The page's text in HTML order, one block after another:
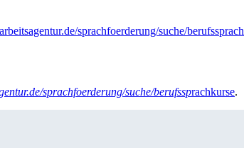
sprachfoerderung/suche/
sprachfoerderung/suche/berufssprachkurse.